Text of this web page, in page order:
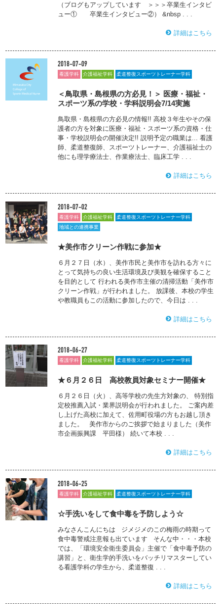
（ブログもアップしています ＞＞＞卒業生インタビ
ュー① 卒業生インタビュー②） &nbsp . . .
詳細はこちら
2018-07-09
看護学科 介護福祉学科 柔道整復スポーツトレーナー学科
＜鳥取県・島根県の方必見！＞ 医療・福祉・
スポーツ系の学校・学科説明会7/14実施
鳥取県・島根県の方必見の情報!! 高校３年生やその保
護者の方を対象に医療・福祉・スポーツ系の資格・仕
事・学校説明会の開催決定!! 説明予定の職業は... 看護
師、柔道整復師、スポーツトレーナー、介護福祉士の
他にも理学療法士、作業療法士、臨床工学 . . .
詳細はこちら
2018-07-02
看護学科 介護福祉学科
柔道整復スポーツトレーナー学科
地域との連携事業
★美作市クリーン作戦に参加★
６月２７日（水）、美作市民と美作市を訪れる方々に
とって気持ちの良い生活環境及び美観を確保すること
を目的として 行われる美作市主催の清掃活動「美作市
クリーン作戦」が行われました。 放課後、本校の学生
や教職員もこの活動に参加したので、今日は . . .
詳細はこちら
2018-06-27
看護学科 介護福祉学科 柔道整復スポーツトレーナー学科
★６月２６日 高校教員対象セミナー開催★
６月２６日（火）、高等学校の先生方対象の、 特別指
定校推薦入試・業界説明会が行われました。 ご案内差
し上げた高校に加えて、佐用町役場の方もお越し頂き
ました。 美作市からのご挨拶で始まりました（美作
市企画振興課 平田様） 続いて本校 . . .
詳細はこちら
2018-06-25
看護学科 介護福祉学科 柔道整復スポーツトレーナー学科
☆手洗いをして食中毒を予防しよう☆
みなさんこんにちは ジメジメのこの梅雨の時期って
食中毒警戒注意報も出ています そんな中・・・本校
では、「環境安全衛生委員会」主催で「食中毒予防の
講習」と、衛生学的手洗いをバッチリマスターしてい
る看護学科の学生から、柔道整復 . . .
詳細はこちら